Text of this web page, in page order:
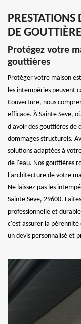
DE
Protégez votre
gouttières
Protéger votre maison
les intempéries peuvent
Couverture, nous
efficace. À Sainte Seve,
d'avoir des gouttières de
dommages structurels.
solutions adaptées à
de l'eau. Nos gouttières
l'architecture de votre
Ne laissez pas les
Sainte Seve, 29600.
professionnelle et
c'est assurer la
un devis personnalisé et